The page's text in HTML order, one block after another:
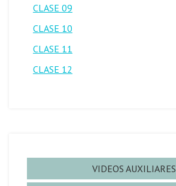
CLASE 09
CLASE 10
CLASE 11
CLASE 12
VIDEOS AUXILIARES